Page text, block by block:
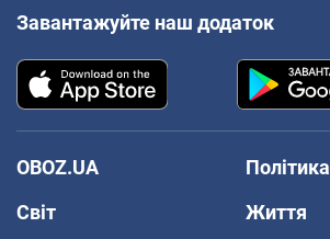
Завантажуйте наш додаток
OBOZ.UA
Політика
Світ
Життя